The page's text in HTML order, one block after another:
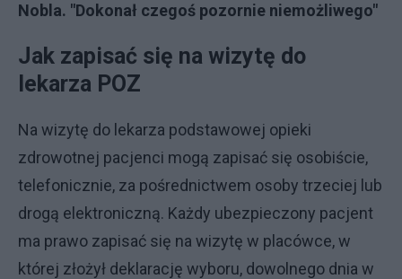
Nobla. "Dokonał czegoś pozornie niemożliwego"
Jak zapisać się na wizytę do
lekarza POZ
Na wizytę do lekarza podstawowej opieki
zdrowotnej pacjenci mogą zapisać się osobiście,
telefonicznie, za pośrednictwem osoby trzeciej lub
drogą elektroniczną. Każdy ubezpieczony pacjent
ma prawo zapisać się na wizytę w placówce, w
której złożył deklarację wyboru, dowolnego dnia w